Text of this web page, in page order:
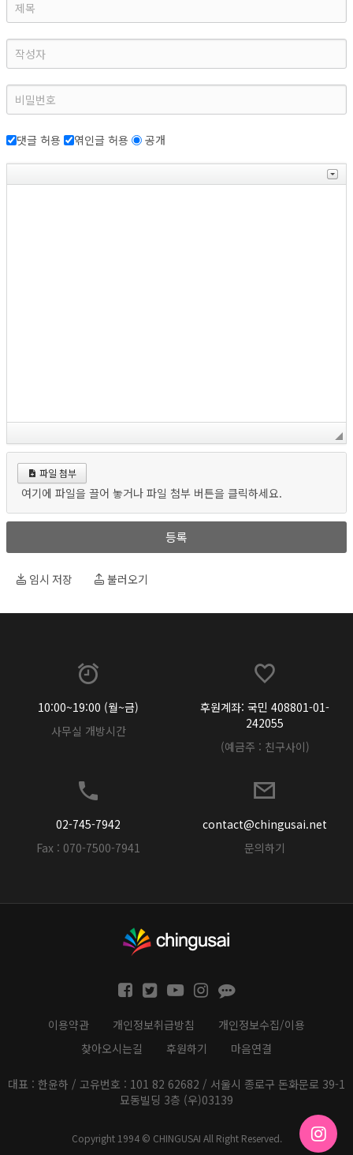
댓글 허용 엮인글 허용 공개
파일 첨부
여기에 파일을 끌어 놓거나 파일 첨부 버튼을 클릭하세요.
등록
임시 저장 불러오기
10:00~19:00 (월~금)
사무실 개방시간
후원계좌: 국민 408801-01-
242055
(예금주 : 친구사이)
02-745-7942
Fax : 070-7500-7941
contact@chingusai.net
문의하기
이용약관 개인정보취급방침
개인정보수집/이용
찾아오시는길
후원하기 마음연결
대표 : 한윤하 / 고유번호 : 101 82 62682 / 서울시 종로구 돈화문로 39-1
묘동빌딩 3층 (우)03139
Copyright 1994 © CHINGUSAI All Right Reserved.